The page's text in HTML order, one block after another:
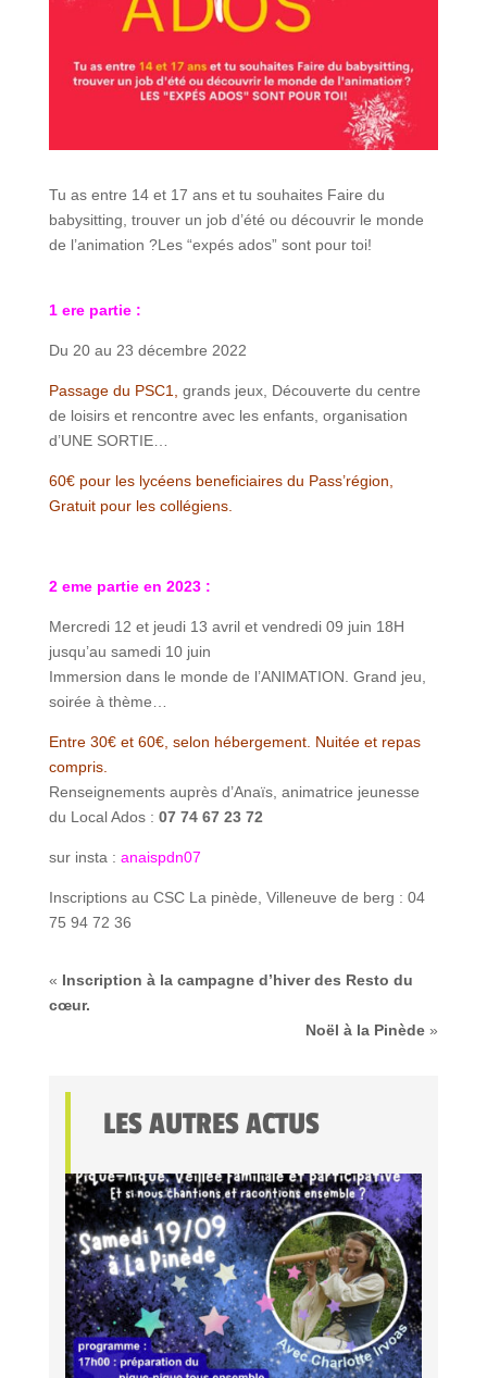
Tu as entre 14 et 17 anset tu souhaites Faire du
babysitting, trouver un job d’été ou découvrir le monde
de l’animation ?Les “expés ados” sont pour toi!
1 ere partie :
Du 20 au 23 décembre 2022
Passage du PSC1, grands jeux, Découverte du centre
de loisirs et rencontre avec les enfants, organisation
d’UNE SORTIE…
60€ pour les lycéens beneficiaires du Pass’région,
Gratuit pour les collégiens.
2 eme partie en 2023 :
Mercredi 12 et jeudi 13 avril et vendredi 09 juin 18H
jusqu’au samedi 10 juin
Immersion dans le monde de l’ANIMATION. Grand jeu,
soirée à thème…
Entre 30€ et 60€, selon hébergement. Nuitée et repas
compris.
Renseignements auprès d’Anaïs, animatrice jeunesse
du Local Ados : 07 74 67 23 72
sur insta : anaispdn07
Inscriptions au CSC La pinède, Villeneuve de berg : 04
75 94 72 36
« Inscription à la campagne d’hiver des Resto du
cœur.
Noël à la Pinède »
LES AUTRES ACTUS